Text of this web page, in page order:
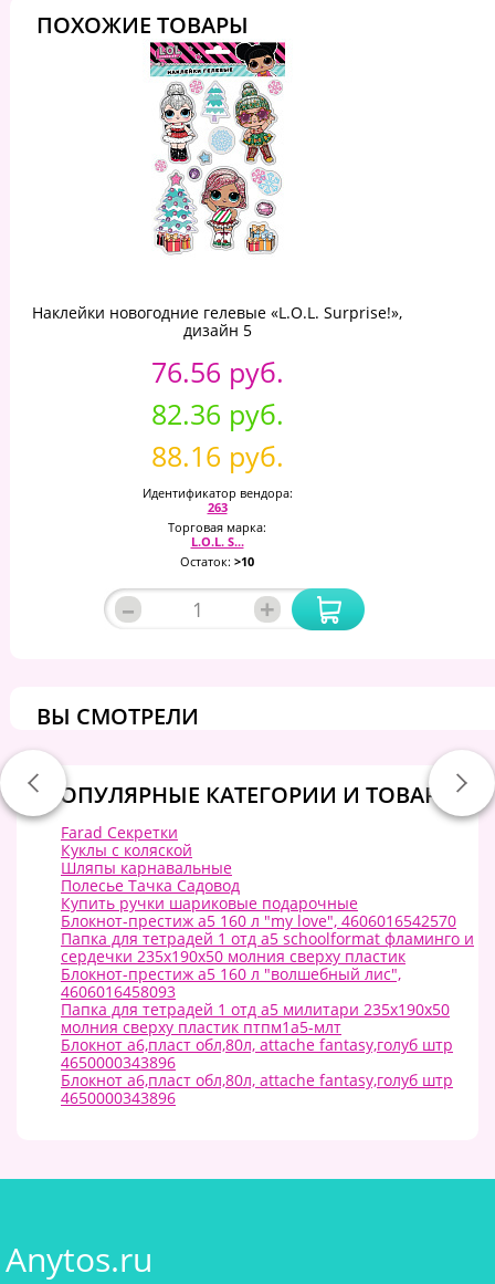
ПОХОЖИЕ ТОВАРЫ
Наклейки новогодние гелевые «L.O.L. Surprise!»,
дизайн 5
76.56 руб.
82.36 руб.
88.16 руб.
Идентификатор вендора:
263
Торговая марка:
L.O.L. S...
Остаток: >10
– +
ВЫ СМОТРЕЛИ
ПОПУЛЯРНЫЕ КАТЕГОРИИ И ТОВАРЫ:
Farad Секретки
Куклы с коляской
Шляпы карнавальные
Полесье Тачка Садовод
Купить ручки шариковые подарочные
Блокнот-престиж а5 160 л "my love", 4606016542570
Папка для тетрадей 1 отд а5 schoolformat фламинго и
сердечки 235х190х50 молния сверху пластик
Блокнот-престиж а5 160 л "волшебный лис",
4606016458093
Папка для тетрадей 1 отд а5 милитари 235х190х50
молния сверху пластик птпм1а5-млт
Блокнот а6,пласт обл,80л, attache fantasy,голуб штр
4650000343896
Блокнот а6,пласт обл,80л, attache fantasy,голуб штр
4650000343896
Anytos.ru